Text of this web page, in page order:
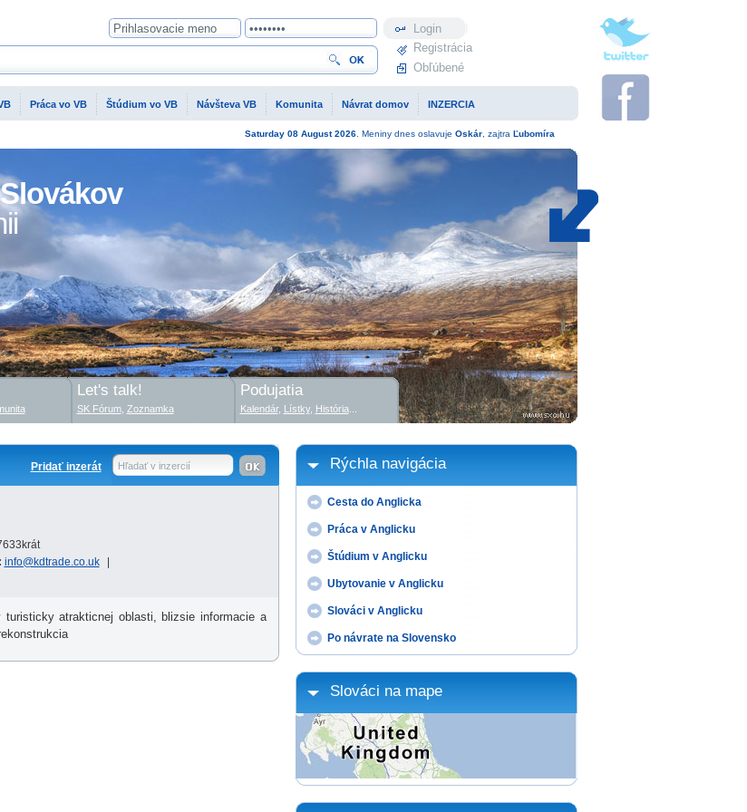
Hľadať v inzercií
Pridať inzerát
info@kdtrade.co.uk
atrakticnej oblasti, blizsie informacie a
Rýchla navigácia
Cesta do Anglicka
Práca v Anglicku
Štúdium v Anglicku
Ubytovanie v Anglicku
Slováci v Anglicku
Po návrate na Slovensko
Slováci na mape
Práca vo VB Štúdium vo VB Návšteva VB Komunita Návrat domov INZERCIA
Profil
Registrácia
Obľúbené
Saturday 08 August2026. Meniny dnes oslavuje Oskár, zajtra Ľubomíra
Let's talk!
SK Fórum, Zoznamka
Podujatia
Kalendár, Lístky, História